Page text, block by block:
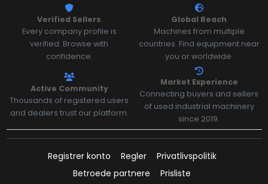
Verified Sellers
Every company profile is
verified. Browse with
confidence.
Global Reach
Machines from multiple
countries. Find equipment near
you or worldwide.
Active Community
Thousands of registered users
and dealers trust our platform.
Market Experience
Connecting buyers and sellers
of used industrial machinery
since 2019.
Registrer konto Regler
Privatlivspolitik
Betroede partnere
Prisliste